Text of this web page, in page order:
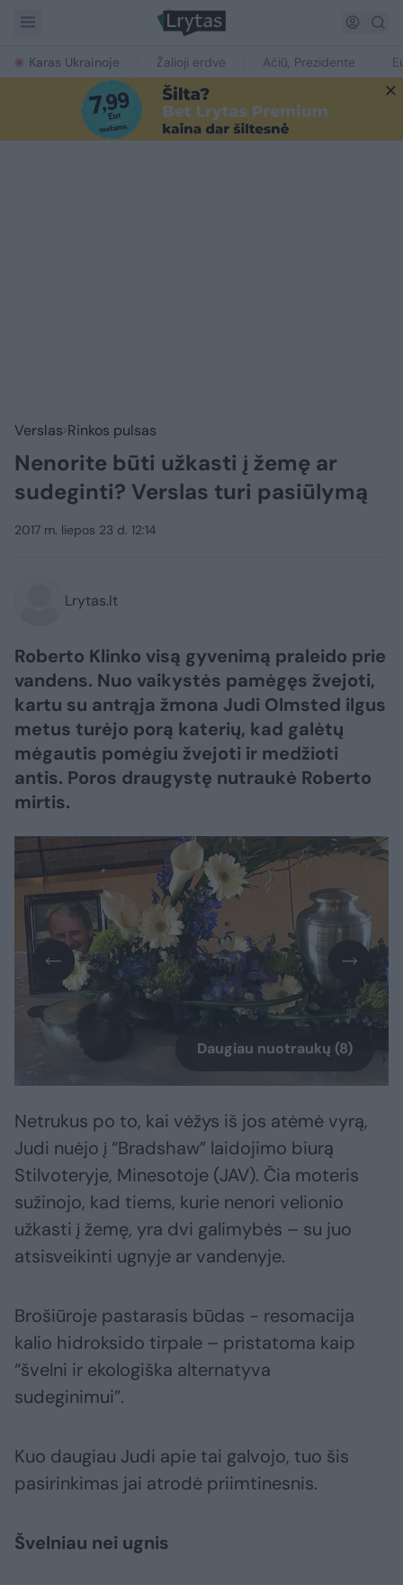
Karas Ukrainoje Žalioji erdvė Ačiū, Prezidente
Verslas Rinkos pulsas
Nenorite būti užkasti į žemę ar
sudeginti? Verslas turi pasiūlymą
2017 m. liepos 23 d. 12:14
Lrytas.lt
Roberto Klinko visą gyvenimą praleido prie
vandens. Nuo vaikystės pamėgęs žvejoti,
kartu su antrąja žmona Judi Olmsted ilgus
metus turėjo porą katerių, kad galėtų
mėgautis pomėgiu žvejoti ir medžioti
antis. Poros draugystę nutraukė Roberto
mirtis.
Daugiau nuotraukų (8)
Netrukus po to, kai vėžys iš jos atėmė vyrą,
Judi nuėjo į “Bradshaw” laidojimo biurą
Stilvoteryje, Minesotoje (JAV). Čia moteris
sužinojo, kad tiems, kurie nenori velionio
užkasti į žemę, yra dvi galimybės – su juo
atsisveikinti ugnyje ar vandenyje.
Brošiūroje pastarasis būdas - resomacija
kalio hidroksido tirpale – pristatoma kaip
“švelni ir ekologiška alternatyva
sudeginimui”.
Kuo daugiau Judi apie tai galvojo, tuo šis
pasirinkimas jai atrodė priimtinesnis.
Švelniau nei ugnis